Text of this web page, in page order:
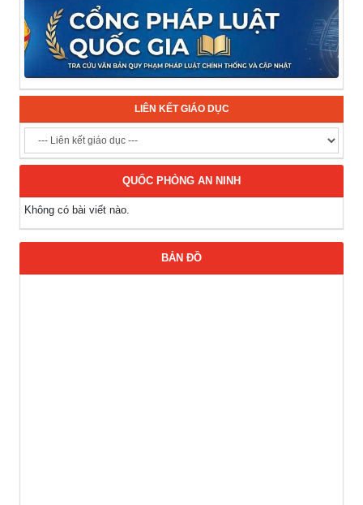
LIÊN KẾT GIÁO DỤC
QUỐC PHÒNG AN NINH
Không có bài viết nào.
BẢN ĐỒ